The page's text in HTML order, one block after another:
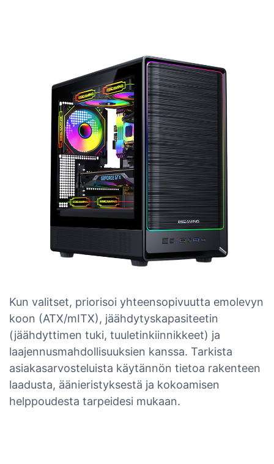
Kun valitset, priorisoi yhteensopivuutta emolevyn
koon (ATX/mITX), jäähdytyskapasiteetin
(jäähdyttimen tuki, tuuletinkiinnikkeet) ja
laajennusmahdollisuuksien kanssa. Tarkista
asiakasarvosteluista käytännön tietoa rakenteen
laadusta, äänieristyksestä ja kokoamisen
helppoudesta tarpeidesi mukaan.